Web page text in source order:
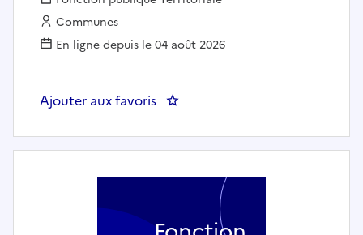
Employeur :
Communes
En ligne depuis le 04 août 2026
Ajouter aux favoris : Directeur(trice) des